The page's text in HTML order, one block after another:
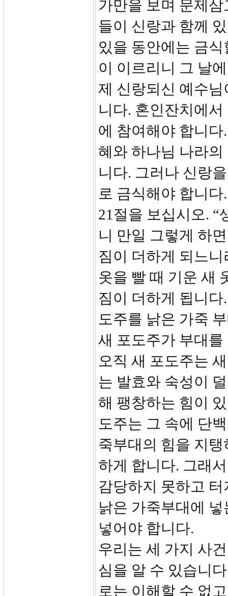
가만을 보며 문제
들이 신랑과 함께
있을 동안에는 금
이 이르리니 그 날
제 신랑되신 예수
니다. 혼인잔치에
에 참여해야 합니
혜와 하나님 나라
니다. 그러나 신랑
로 금식해야 합니다.
21절을 보십시오. “
니 만일 그렇게 하
짐이 더하게 되느
옷을 빨 때 기운 새
짐이 더하게 됩니
도주를 낡은 가죽
새 포도주가 부대
오직 새 포도주는
는 발효와 숙성이
해 팽창하는 힘이
도주는 그 속에 단
죽부대의 힘을 지
하게 합니다. 그래
감당하지 못하고
낡은 가죽부대에
넣어야 합니다.
우리는 세 가지 사
심을 알 수 있습니
로는 이해할 수 없